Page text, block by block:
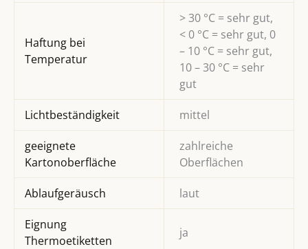
Haftung bei
Temperatur
> 30 °C = sehr gut,
< 0 °C = sehr gut, 0
– 10 °C = sehr gut,
10 – 30 °C = sehr
gut
Lichtbeständigkeit
mittel
geeignete
Kartonoberfläche
zahlreiche
Oberflächen
Ablaufgeräusch
laut
Eignung
Thermoetiketten
ja